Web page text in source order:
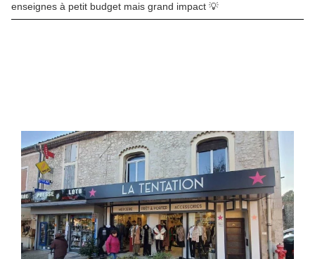
enseignes à petit budget mais grand impact 💡